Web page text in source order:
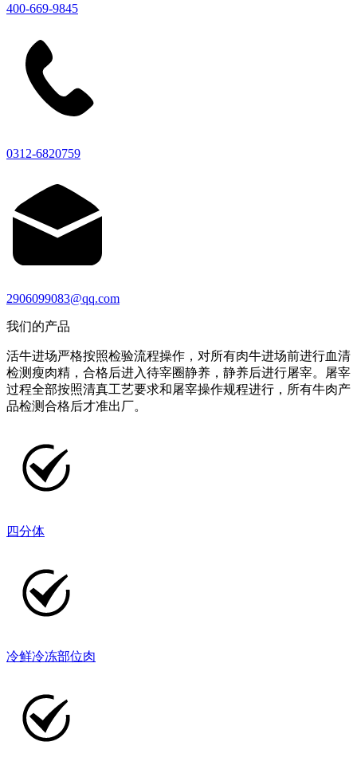
400-669-9845
0312-6820759
2906099083@qq.com
我们的产品
活牛进场严格按照检验流程操作，对所有肉牛进场前进行血清
检测瘦肉精，合格后进入待宰圈静养，静养后进行屠宰。屠宰
过程全部按照清真工艺要求和屠宰操作规程进行，所有牛肉产
品检测合格后才准出厂。
四分体
冷鲜冷冻部位肉